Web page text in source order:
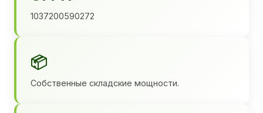
1037200590272
📦
Собственные складские мощности.